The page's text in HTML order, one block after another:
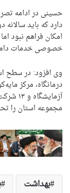
دارد که باید
امکان فراهم نبود
خصوصی خدمات
مجموعه استان را
بهداشت